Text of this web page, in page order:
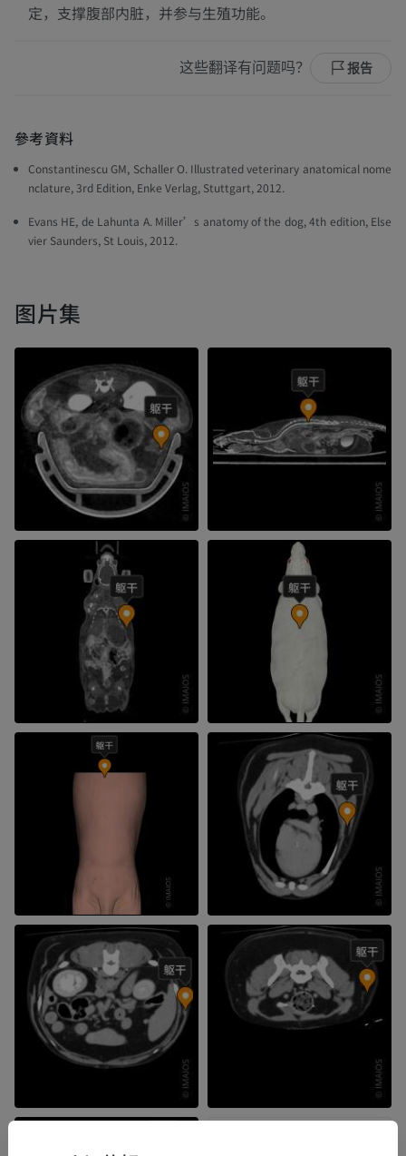
定，支撑腹部内脏，并参与生殖功能。
这些翻译有问题吗？ 报告
參考資料
Constantinescu GM, Schaller O. Illustrated veterinary anatomical nome
nclature, 3rd Edition, Enke Verlag, Stuttgart, 2012.
Evans HE, de Lahunta A. Miller’s anatomy of the dog, 4th edition, Else
vier Saunders, St Louis, 2012.
图片集